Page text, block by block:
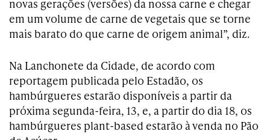
novas gerações (versões) da nossa carne e chegar
em um volume de carne de vegetais que se torne
mais barato do que carne de origem animal”, diz.
Na Lanchonete da Cidade, de acordo com
reportagem publicada pelo Estadão, os
hambúrgueres estarão disponíveis a partir da
próxima segunda-feira, 13, e, a partir do dia 18, os
hambúrgueres plant-based estarão à venda no Pão